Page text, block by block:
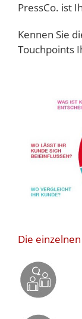
PressCo. ist
Kennen Sie
Touchpoints
Die